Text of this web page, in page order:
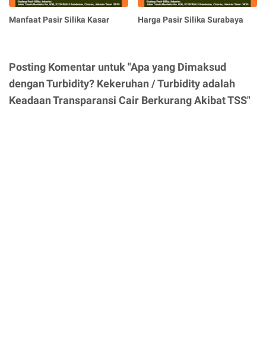
Manfaat Pasir Silika Kasar Harga Pasir Silika Surabaya
Posting Komentar untuk "Apa yang Dimaksud
dengan Turbidity? Kekeruhan / Turbidity adalah
Keadaan Transparansi Cair Berkurang Akibat TSS"